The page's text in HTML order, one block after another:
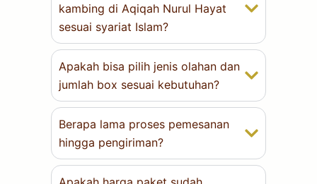
kambing di Aqiqah Nurul Hayat
sesuai syariat Islam?
Apakah bisa pilih jenis olahan dan
jumlah box sesuai kebutuhan?
Berapa lama proses pemesanan
hingga pengiriman?